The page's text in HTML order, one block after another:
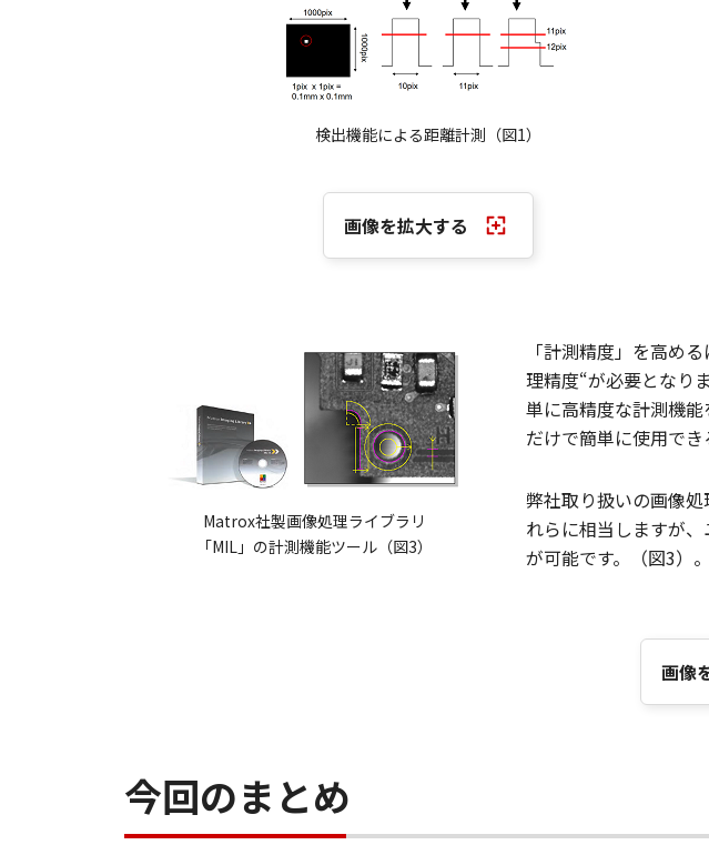
検出機能による距離計測（図1）
画像を拡大する
Matrox社製画像処理ライブラリ
「MIL」の計測機能ツール（図3）
「計測精度」を高め
理精度“が必要となり
単に高精度な計測機
だけで簡単に使用でき
弊社取り扱いの画像
れらに相当しますが
が可能です。（図3）。
画像
今回のまとめ